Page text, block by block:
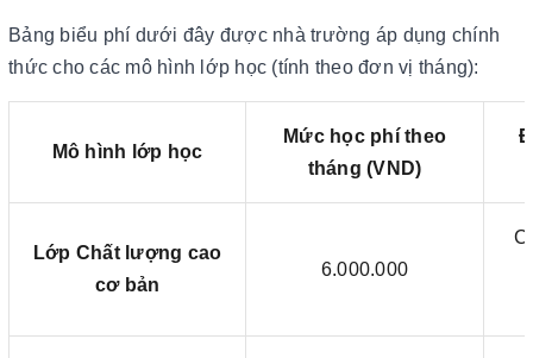
Bảng biểu phí dưới đây được nhà trường áp dụng chính
thức cho các mô hình lớp học (tính theo đơn vị tháng):
Mô hình lớp học
Mức học phí theo
tháng (VND)
Lớp Chất lượng cao
cơ bản
6.000.000